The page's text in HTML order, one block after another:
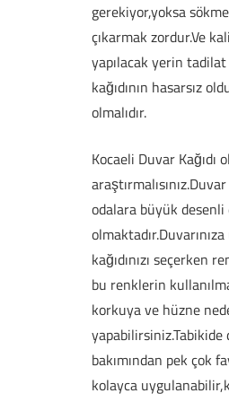
gerekiyor,yoksa
çıkarmak zordur.Ve
yapılacak yerin
kağıdının hasarsız
olmalıdır.
Kocaeli Duvar
odalara büyük desenli
kağıdınızı seçerken
bu renklerin
korkuya ve hüzne
yapabilirsiniz.Tabikide
bakımından pek çok
kolayca